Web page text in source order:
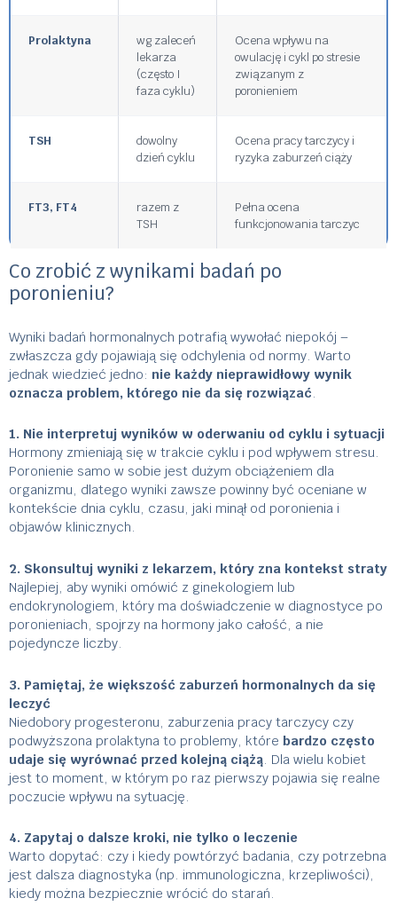
Prolaktyna
wg zaleceń
lekarza
(często I
faza cyklu)
Ocena wpływu na
owulację i cykl po stresie
związanym z
poronieniem
TSH
dowolny
dzień cyklu
Ocena pracy tarczycy i
ryzyka zaburzeń ciąży
FT3, FT4
razem z
TSH
Pełna ocena
funkcjonowania tarczyc
Co zrobić z wynikami badań po
poronieniu?
Wyniki badań hormonalnych potrafią wywołać niepokój –
zwłaszcza gdy pojawiają się odchylenia od normy. Warto
jednak wiedzieć jedno: nie każdy nieprawidłowy wynik
oznacza problem, którego nie da się rozwiązać
1. Nie interpretuj wyników w oderwaniu od cyklu i sytuacji
Hormony zmieniają się w trakcie cyklu i pod wpływem stresu.
Poronienie samo w sobie jest dużym obciążeniem dla
organizmu, dlatego wyniki zawsze powinny być oceniane w
kontekście dnia cyklu, czasu, jaki minął od poronienia i
objawów klinicznych.
2. Skonsultuj wyniki z lekarzem, który zna kontekst straty
Najlepiej, aby wyniki omówić z ginekologiem lub
endokrynologiem, który ma doświadczenie w diagnostyce po
poronieniach, spojrzy na hormony jako całość, a nie
pojedyncze liczby.
3. Pamiętaj, że większość zaburzeń hormonalnych da się
leczyć
Niedobory progesteronu, zaburzenia pracy tarczycy czy
podwyższona prolaktyna to problemy, które bardzo często
udaje się wyrównać przed kolejną ciążą. Dla wielu kobiet
jest to moment, w którym po raz pierwszy pojawia się realne
poczucie wpływu na sytuację.
4. Zapytaj o dalsze kroki, nie tylko o leczenie
Warto dopytać: czy i kiedy powtórzyć badania, czy potrzebna
jest dalsza diagnostyka (np. immunologiczna, krzepliwości),
kiedy można bezpiecznie wrócić do starań.